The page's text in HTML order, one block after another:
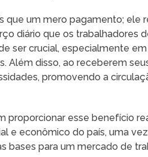
que um mero pagamento;
diário que os trabalhadores
ser crucial, especialmente
Além disso, ao receberem
promovendo a
proporcionar esse benefício
e econômico do país, uma
bases para um mercado de